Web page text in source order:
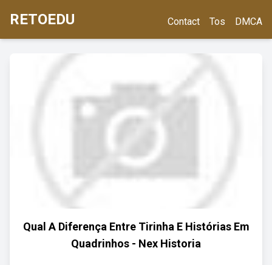
RETOEDU Contact Tos DMCA
Qual A Diferença Entre Tirinha E Histórias Em
Quadrinhos - Nex Historia